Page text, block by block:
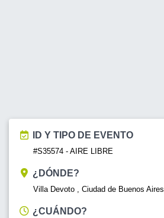
ID Y TIPO DE EVENTO
#S35574 - AIRE LIBRE
¿DÓNDE?
Villa Devoto , Ciudad de Buenos Aires
¿CUÁNDO?